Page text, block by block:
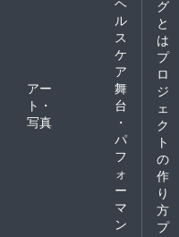
ル
ス
ケ
ア
アー
ト・
写真
舞
台
・
パ
フ
ォ
ー
マ
ン
グ
と
は
プ
ロ
ジ
ェ
ク
ト
の
作
り
方
プ